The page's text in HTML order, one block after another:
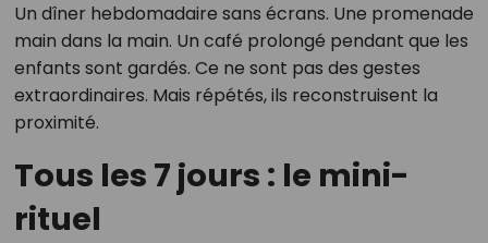
Un dîner hebdomadaire sans écrans. Une promenade
main dans la main. Un café prolongé pendant que les
enfants sont gardés. Ce ne sont pas des gestes
extraordinaires. Mais répétés, ils reconstruisent la
proximité.
Tous les 7 jours : le mini-
rituel